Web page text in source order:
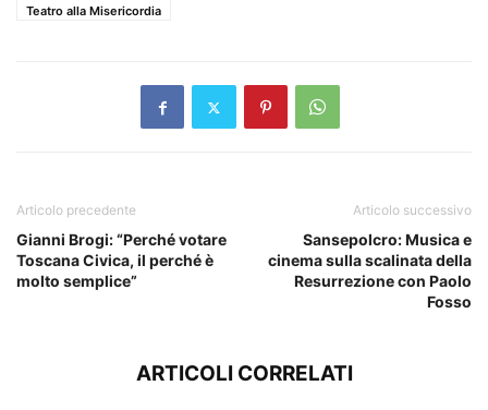
Teatro alla Misericordia
Articolo precedente
Gianni Brogi: “Perché votare
Toscana Civica, il perché è
molto semplice”
Articolo successivo
Sansepolcro: Musica e
cinema sulla scalinata della
Resurrezione con Paolo
Fosso
ARTICOLI CORRELATI